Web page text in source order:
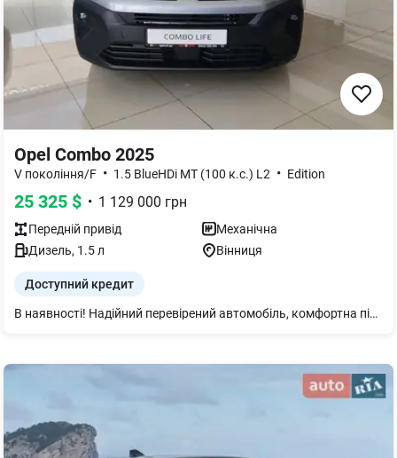
Opel Combo 2025
V покоління/F • 1.5 BlueHDi MT (100 к.с.) L2 • Edition
25 325 $ • 1 129 000 грн
Передній привід
Механічна
Дизель, 1.5л Вінниця
Доступний кредит
В наявності! Надійний перевірений автомобіль, комфортна підвіска, просторий та вмісткий. Доступний в кредит, лізинг від 20% авансу та 0% річних.